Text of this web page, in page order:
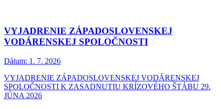
VYJADRENIE ZÁPADOSLOVENSKEJ
VODÁRENSKEJ SPOLOČNOSTI
Dátum: 1. 7. 2026
VYJADRENIE ZÁPADOSLOVENSKEJ VODÁRENSKEJ
SPOLOČNOSTI K ZASADNUTIU KRÍZOVÉHO ŠTÁBU 29.
JÚNA 2026